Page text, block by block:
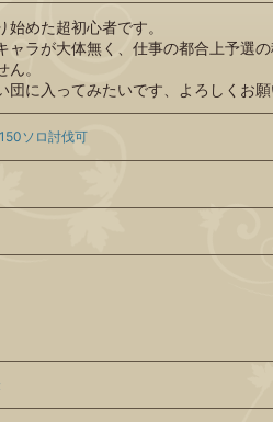
始めた超初心者です。
ャラが大体無く、仕事の都合上予選の
ん。
団に入ってみたいです、よろしくお願
ソロ討伐可